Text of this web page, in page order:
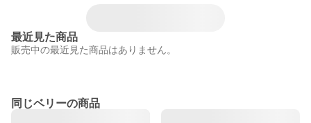
最近見た商品
販売中の最近見た商品はありません。
同じベリーの商品